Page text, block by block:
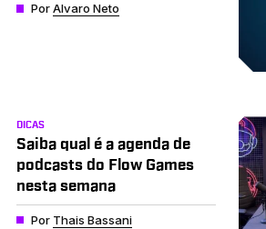
PorAlvaro Neto
DICAS
Saiba qual é a agenda de
podcasts do Flow Games
nesta semana
Por Thais Bassani